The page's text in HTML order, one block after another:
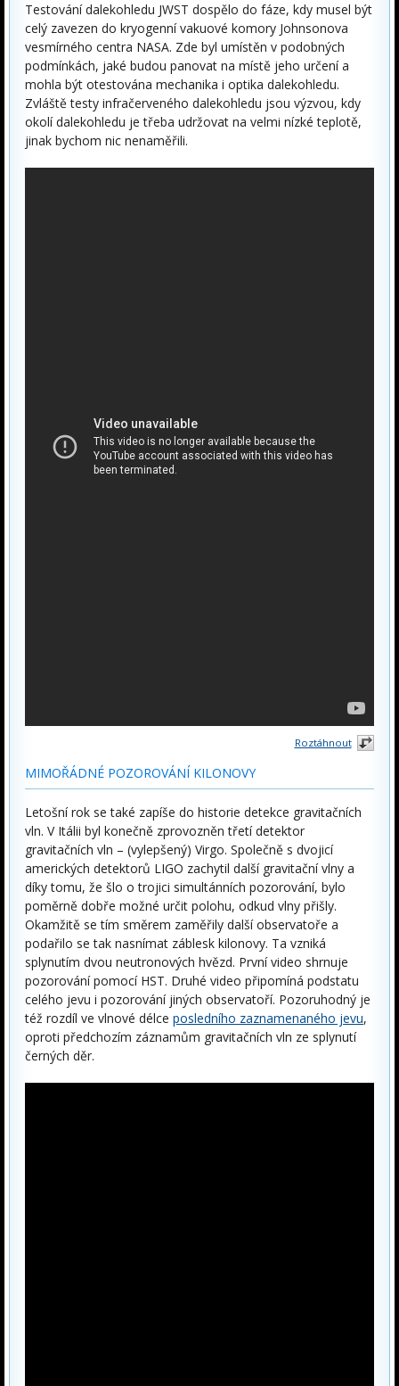
Testování dalekohledu JWST dospělo do fáze, kdy musel být
celý zavezen do kryogenní vakuové komory Johnsonova
vesmírného centra NASA. Zde byl umístěn v podobných
podmínkách, jaké budou panovat na místě jeho určení a
mohla být otestována mechanika i optika dalekohledu.
Zvláště testy infračerveného dalekohledu jsou výzvou, kdy
okolí dalekohledu je třeba udržovat na velmi nízké teplotě,
jinak bychom nic nenaměřili.
Roztáhnout
MIMOŘÁDNÉ POZOROVÁNÍ KILONOVY
Letošní rok se také zapíše do historie detekce gravitačních
vln. V Itálii byl konečně zprovozněn třetí detektor
gravitačních vln – (vylepšený) Virgo. Společně s dvojicí
amerických detektorů LIGO zachytil další gravitační vlny a
díky tomu, že šlo o trojici simultánních pozorování, bylo
poměrně dobře možné určit polohu, odkud vlny přišly.
Okamžitě se tím směrem zaměřily další observatoře a
podařilo se tak nasnímat záblesk kilonovy. Ta vzniká
splynutím dvou neutronových hvězd. První video shrnuje
pozorování pomocí HST. Druhé video připomíná podstatu
celého jevu i pozorování jiných observatoří. Pozoruhodný je
též rozdíl ve vlnové délce posledního zaznamenaného jevu,
oproti předchozím záznamům gravitačních vln ze splynutí
černých děr.